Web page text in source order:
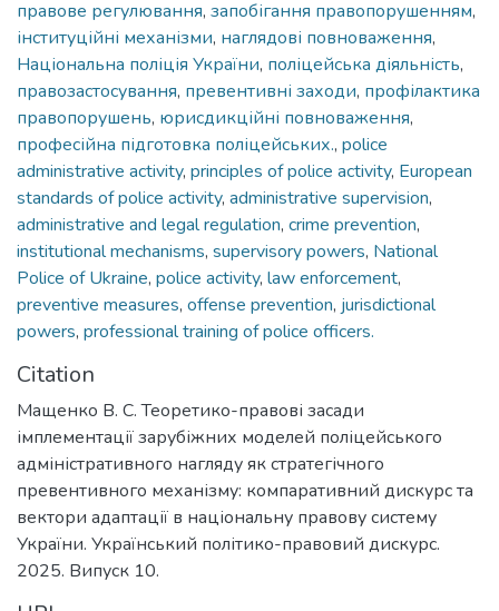
правове регулювання, запобігання правопорушенням,
інституційні механізми, наглядові повноваження,
Національна поліція України, поліцейська діяльність,
правозастосування, превентивні заходи, профілактика
правопорушень, юрисдикційні повноваження,
професійна підготовка поліцейських., police
administrative activity, principles of police activity, European
standards of police activity, administrative supervision,
administrative and legal regulation, crime prevention,
institutional mechanisms, supervisory powers, National
Police of Ukraine, police activity, law enforcement,
preventive measures, offense prevention, jurisdictional
powers, professional training of police officers.
Citation
Мащенко В. С. Теоретико-правові засади
імплементації зарубіжних моделей поліцейського
адміністративного нагляду як стратегічного
превентивного механізму: компаративний дискурс та
вектори адаптації в національну правову систему
України. Український політико-правовий дискурс.
2025. Випуск 10.